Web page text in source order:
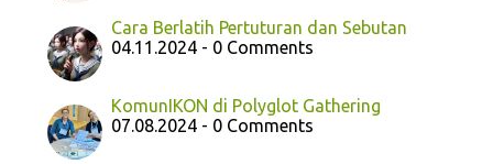
Cara Berlatih Pertuturan dan Sebutan
04.11.2024 - 0 Comments
KomunIKON di Polyglot Gathering
07.08.2024 - 0 Comments